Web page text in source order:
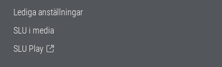
Lediga anställningar
SLU i media
SLU Play